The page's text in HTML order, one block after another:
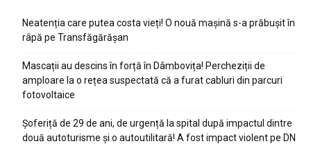
Neatenția care putea costa vieți! O nouă mașină s-a prăbușit în
râpă pe Transfăgărășan
Mascații au descins în forță în Dâmbovița! Percheziții de
amploare la o rețea suspectată că a furat cabluri din parcuri
fotovoltaice
Șoferiță de 29 de ani, de urgență la spital după impactul dintre
două autoturisme și o autoutilitară! A fost impact violent pe DN